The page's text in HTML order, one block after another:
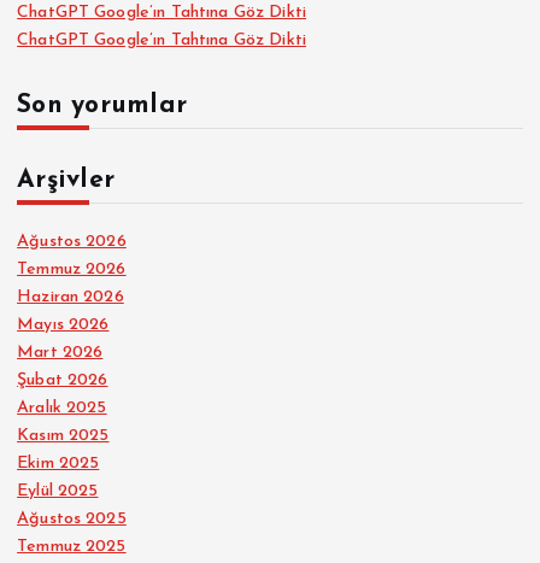
ChatGPT Google’ın Tahtına Göz Dikti
ChatGPT Google’ın Tahtına Göz Dikti
Son yorumlar
Arşivler
Ağustos 2026
Temmuz 2026
Haziran 2026
Mayıs 2026
Mart 2026
Şubat 2026
Aralık 2025
Kasım 2025
Ekim 2025
Eylül 2025
Ağustos 2025
Temmuz 2025